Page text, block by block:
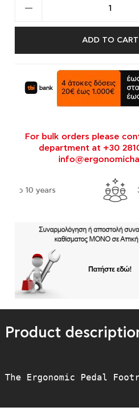
ADD TO CART
For bulk orders please
department at +30
35 years experts
Product
The Ergonomic Pedal